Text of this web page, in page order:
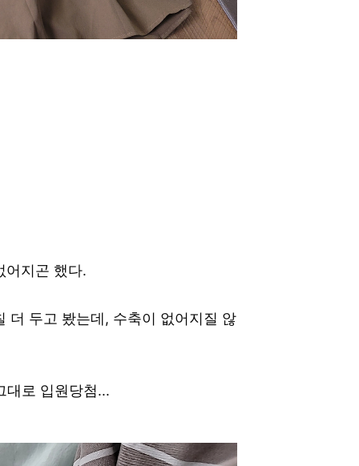
어지곤 했다.
더 두고 봤는데, 수축이 없어지질 않
대로 입원당첨...